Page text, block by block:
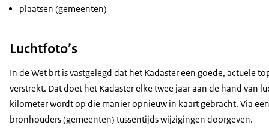
plaatsen (gemeenten)
Luchtfoto’s
In de Wet brt is vastgelegd dat het Kadaster een goede, actuele
verstrekt. Dat doet het Kadaster elke twee jaar aan de hand van
kilometer wordt op die manier opnieuw in kaart gebracht. Via
bronhouders (gemeenten) tussentijds wijzigingen doorgeven.